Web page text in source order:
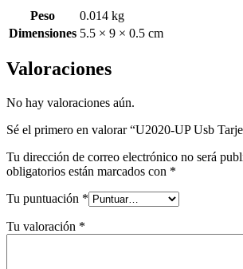
Peso
0.014 kg
Dimensiones 5.5 × 9 × 0.5 cm
Valoraciones
No hay valoraciones aún.
Sé el primero en valorar “U2020-UP Usb
Tu dirección de correo electrónico no será
obligatorios están marcados con *
Tu puntuación *
Tu valoración *